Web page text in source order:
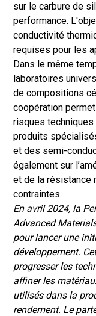
sur le carbure de
performance.
conductivité
requises pour les
Dans le même
laboratoires
de compositions
coopération
risques
produits
et des semi-
également sur
et de la résistance
contraintes.
En avril 2024, la
Advanced
pour lancer une
développement.
progresser les
affiner les
utilisés dans la
rendement. Le